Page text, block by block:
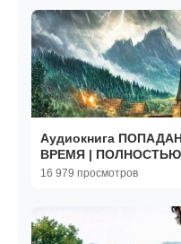
Аудиокнига
ВРЕМЯ | ПОЛНОСТЬЮ
16 979 просмотров